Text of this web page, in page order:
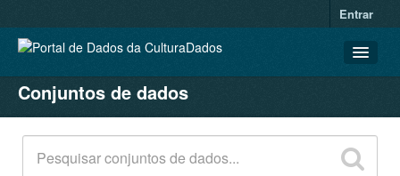
Entrar
CONJUNTOS DE DADOS
ORGANIZAÇÕES
GRUPOS
Conjuntos de dados